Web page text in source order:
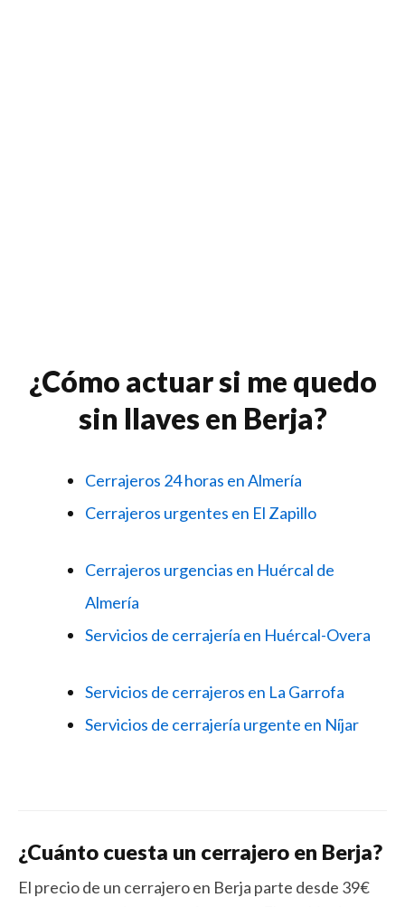
¿Cómo actuar si me quedo
sin llaves en Berja?
Cerrajeros 24 horas en Almería
Cerrajeros urgentes en El Zapillo
Cerrajeros urgencias en Huércal de
Almería
Servicios de cerrajería en Huércal-Overa
Servicios de cerrajeros en La Garrofa
Servicios de cerrajería urgente en Níjar
¿Cuánto cuesta un cerrajero en Berja?
El precio de un cerrajero en Berja parte desde 39€